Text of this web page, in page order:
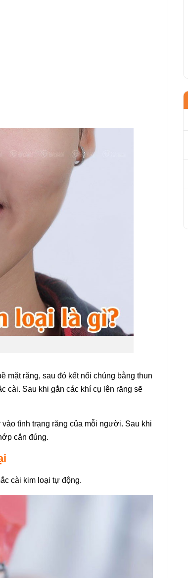
mặt răng, sau đó kết nối chúng bằng thun
cài. Sau khi gắn các khí cụ lên răng sẽ
tình trạng răng của mỗi người. Sau khi
cắn đúng.
cài kim loại tự động.